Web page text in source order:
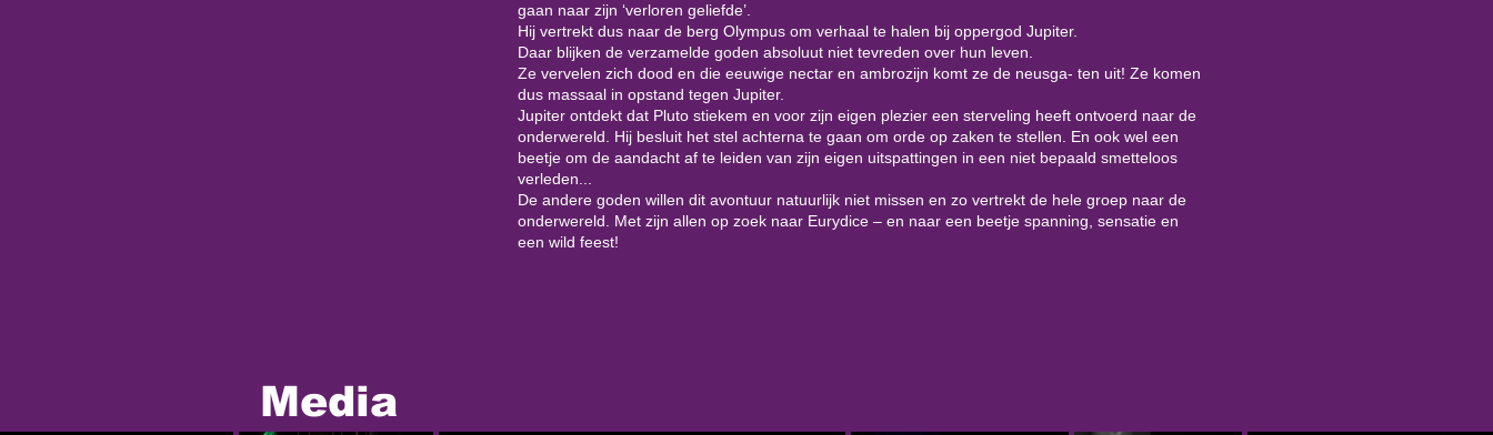
gaan naar zijn ‘verloren geliefde’.
Hij vertrekt dus naar de berg Olympus om verhaal te halen bij oppergod Jupiter.
Daar blijken de verzamelde goden absoluut niet tevreden over hun leven.
Ze vervelen zich dood en die eeuwige nectar en ambrozijn komt ze de neusga- ten uit! Ze komen
dus massaal in opstand tegen Jupiter.
Jupiter ontdekt dat Pluto stiekem en voor zijn eigen plezier een sterveling heeft ontvoerd naar de
onderwereld. Hij besluit het stel achterna te gaan om orde op zaken te stellen. En ook wel een
beetje om de aandacht af te leiden van zijn eigen uitspattingen in een niet bepaald smetteloos
verleden...
De andere goden willen dit avontuur natuurlijk niet missen en zo vertrekt de hele groep naar de
onderwereld. Met zijn allen op zoek naar Eurydice – en naar een beetje spanning, sensatie en
een wild feest!
Media